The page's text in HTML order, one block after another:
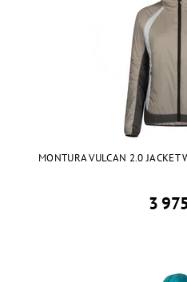
MONTURA VULCAN 2.0 JACKET
3